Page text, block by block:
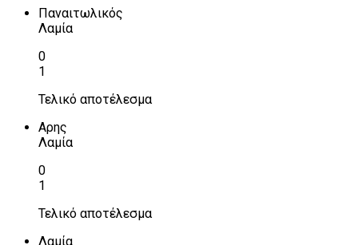
Παναιτωλικός
Λαμία
0
1
Τελικό αποτέλεσμα
Αρης
Λαμία
0
1
Τελικό αποτέλεσμα
Λαμία